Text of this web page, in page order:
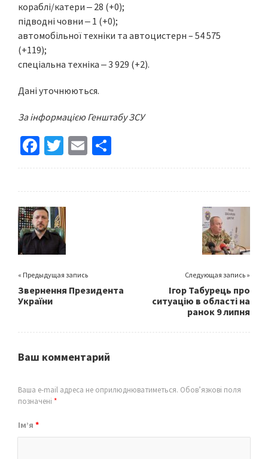
кораблі/катери ‒ 28 (+0);
підводні човни ‒ 1 (+0);
автомобільної техніки та автоцистерн – 54 575
(+119);
спеціальна техніка ‒ 3 929 (+2).
Дані уточнюються.
За інформацією Генштабу ЗСУ
Fa
ce
o
o
k
T
wi
er
E
m h
« Предыдущая запись
Звернення Президента
України
Следующая запись »
Ігор Табурець про
ситуацію в області на
ранок 9 липня
Ваш комментарий
Ваша e-mail адреса не оприлюднюватиметься. Обов’язкові поля
позначені *
Ім’я *